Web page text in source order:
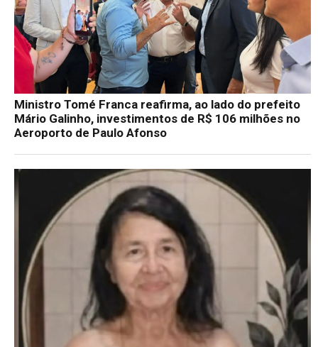
Ministro Tomé Franca reafirma, ao lado do prefeito
Mário Galinho, investimentos de R$ 106 milhões no
Aeroporto de Paulo Afonso